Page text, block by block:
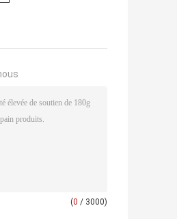
(0 / 3000)